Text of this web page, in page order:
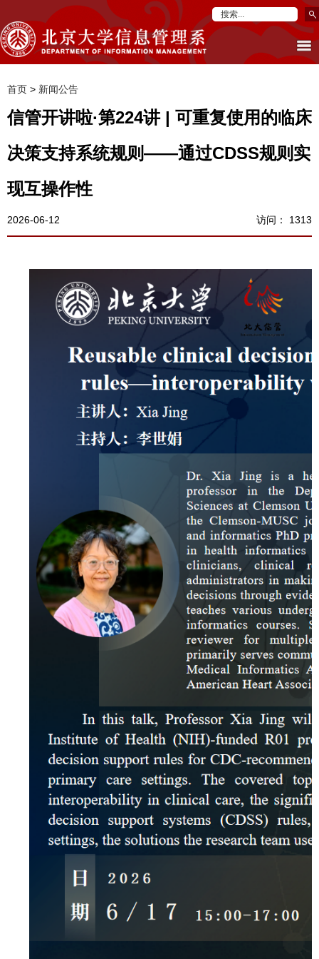
首页 > 新闻公告
信管开讲啦·第224讲 | 可重复使用的临床
决策支持系统规则——通过CDSS规则实
现互操作性
2026-06-12 访问： 1313